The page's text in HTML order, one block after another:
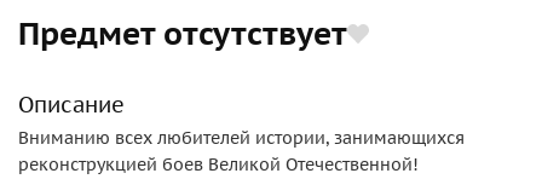
Предмет отсутствует
Описание
Вниманию всех любителей истории, занимающихся
реконструкцией боев Великой Отечественной!